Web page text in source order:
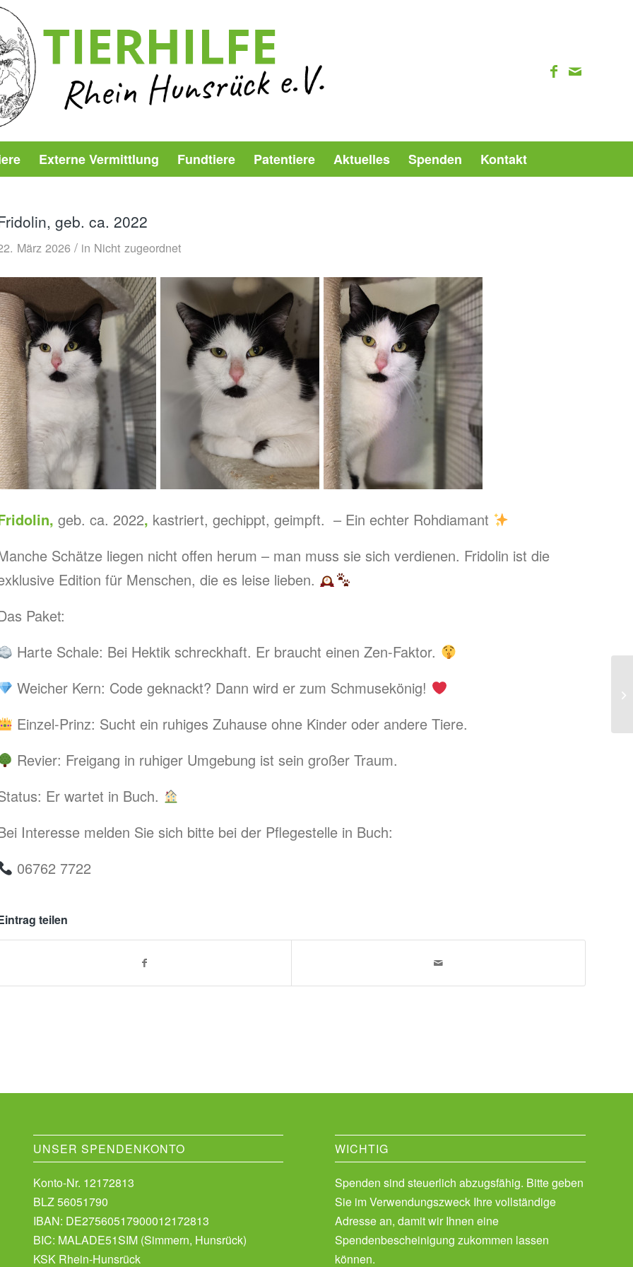
Externe Vermittlung Fundtiere Patentiere Aktuelles Spenden Kontakt
geb. ca. 2022
März 2026 / in Nicht zugeordnet
geb. ca. 2022, kastriert, gechippt, geimpft. – Ein echter Rohdiamant
Schätze liegen nicht offen herum – man muss sie sich verdienen. Fridolin ist die
Edition für Menschen, die es leise lieben.
Paket:
Harte Schale: Bei Hektik schreckhaft. Er braucht einen Zen-Faktor.
Weicher Kern: Code geknackt? Dann wird er zum Schmusekönig!
Einzel-Prinz: Sucht ein ruhiges Zuhause ohne Kinder oder andere Tiere.
Revier: Freigang in ruhiger Umgebung ist sein großer Traum.
Er wartet in Buch.
Interesse melden Sie sich bitte bei der Pflegestelle in Buch:
06762 7722
teilen
UNSER SPENDENKONTO
Konto-Nr. 12172813
BLZ 56051790
IBAN: DE27560517900012172813
BIC: MALADE51SIM (Simmern, Hunsrück)
KSK Rhein-Hunsrück
WICHTIG
Spenden sind steuerlich abzugsfähig. Bitte geben
Sie im Verwendungszweck Ihre vollständige
Adresse an, damit wir Ihnen eine
Spendenbescheinigung zukommen lassen
können.